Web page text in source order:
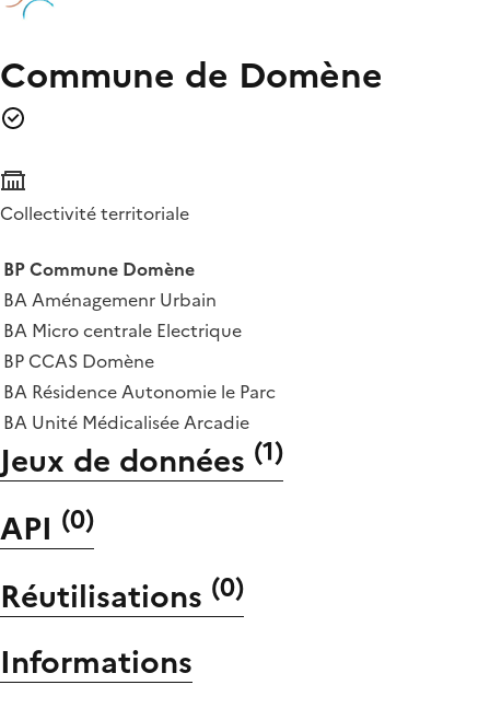
Commune de Domène
Collectivité territoriale
BP Commune Domène
BA Aménagemenr Urbain
BA Micro centrale Electrique
BP CCAS Domène
BA Résidence Autonomie le Parc
BA Unité Médicalisée Arcadie
Jeux de données (1)
API (0)
Réutilisations (0)
Informations